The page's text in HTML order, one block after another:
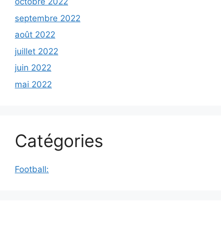
septembre 2022
août 2022
juillet 2022
juin 2022
mai 2022
Catégories
Football: